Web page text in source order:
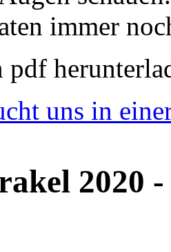
immer
uns in
2020